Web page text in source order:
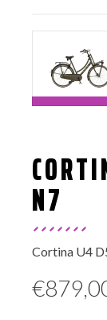
N7
Cortina U4
€